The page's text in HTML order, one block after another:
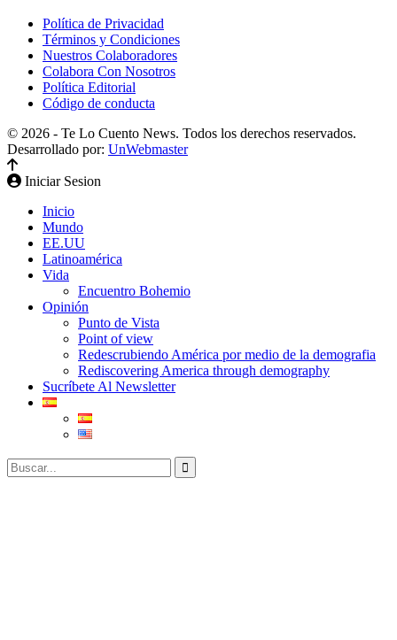
Política de Privacidad
Términos y Condiciones
Nuestros Colaboradores
Colabora Con Nosotros
Política Editorial
Código de conducta
© 2026 - Te Lo Cuento News. Todos los derechos reservados.
Desarrollado por: UnWebmaster
Iniciar Sesion
Inicio
Mundo
EE.UU
Latinoamérica
Vida
Encuentro Bohemio
Opinión
Punto de Vista
Point of view
Redescrubiendo América por medio de la demografia
Rediscovering America through demography
Sucríbete Al Newsletter